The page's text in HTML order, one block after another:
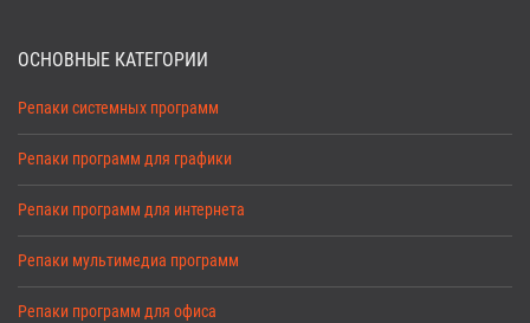
ОСНОВНЫЕ КАТЕГОРИИ
Репаки системных программ
Репаки программ для графики
Репаки программ для интернета
Репаки мультимедиа программ
Репаки программ для офиса